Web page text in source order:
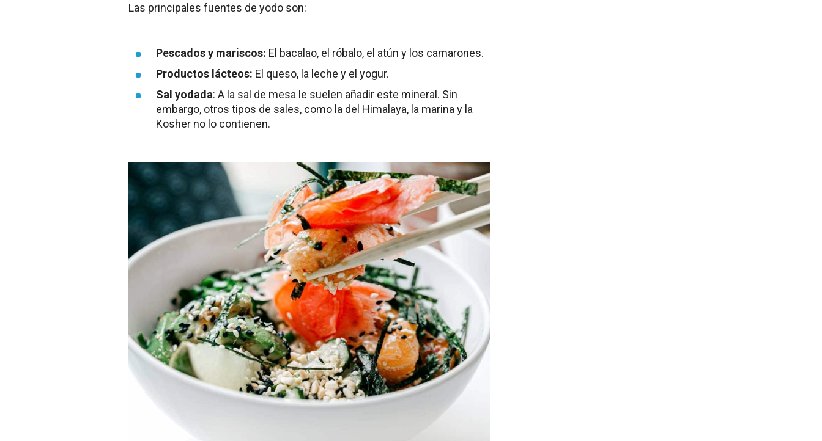
Las principales fuentes de yodo son:
Pescados y mariscos: El bacalao, el róbalo, el atún y los camarones.
Productos lácteos: El queso, la leche y el yogur.
Sal yodada: A la sal de mesa le suelen añadir este mineral. Sin
embargo, otros tipos de sales, como la del Himalaya, la marina y la
Kosher no lo contienen.